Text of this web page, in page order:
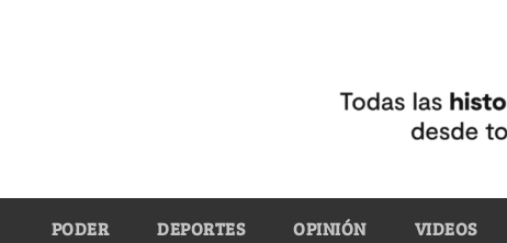
PODER DEPORTES OPINIÓN VIDEOS